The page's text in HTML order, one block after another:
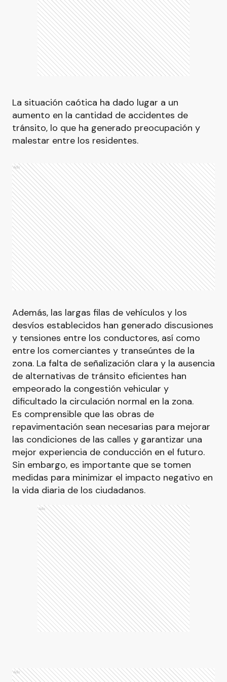
La situación caótica ha dado lugar a un
aumento en la cantidad de accidentes de
tránsito, lo que ha generado preocupación y
malestar entre los residentes.
Ads
Además, las largas filas de vehículos y los
desvíos establecidos han generado discusiones
y tensiones entre los conductores, así como
entre los comerciantes y transeúntes de la
zona. La falta de señalización clara y la ausencia
de alternativas de tránsito eficientes han
empeorado la congestión vehicular y
dificultado la circulación normal en la zona.
Es comprensible que las obras de
repavimentación sean necesarias para mejorar
las condiciones de las calles y garantizar una
mejor experiencia de conducción en el futuro.
Sin embargo, es importante que se tomen
medidas para minimizar el impacto negativo en
la vida diaria de los ciudadanos.
Ads
Ads